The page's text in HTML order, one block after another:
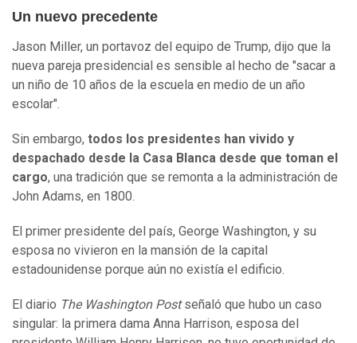
Un nuevo precedente
Jason Miller, un portavoz del equipo de Trump, dijo que la
nueva pareja presidencial es sensible al hecho de "sacar a
un niño de 10 años de la escuela en medio de un año
escolar".
Sin embargo, todos los presidentes han vivido y
despachado desde la Casa Blanca desde que toman el
cargo, una tradición que se remonta a la administración de
John Adams, en 1800.
El primer presidente del país, George Washington, y su
esposa no vivieron en la mansión de la capital
estadounidense porque aún no existía el edificio.
El diario The Washington Postseñaló que hubo un caso
singular: la primera dama Anna Harrison, esposa del